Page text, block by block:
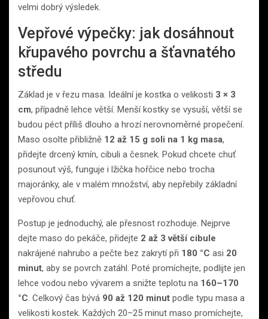
velmi dobrý výsledek.
Vepřové výpečky: jak dosáhnout
křupavého povrchu a šťavnatého
středu
Základ je v řezu masa. Ideální je kostka o velikosti 3 × 3
cm, případně lehce větší. Menší kostky se vysuší, větší se
budou péct příliš dlouho a hrozí nerovnoměrné propečení.
Maso osolte přibližně 12 až 15 g soli na 1 kg masa,
přidejte drcený kmín, cibuli a česnek. Pokud chcete chuť
posunout výš, funguje i lžička hořčice nebo trocha
majoránky, ale v malém množství, aby nepřebily základní
vepřovou chuť.
Postup je jednoduchý, ale přesnost rozhoduje. Nejprve
dejte maso do pekáče, přidejte 2 až 3 větší cibule
nakrájené nahrubo a pečte bez zakrytí při 180 °C asi 20
minut, aby se povrch zatáhl. Poté promíchejte, podlijte jen
lehce vodou nebo vývarem a snižte teplotu na 160–170
°C . Celkový čas bývá 90 až 120 minut podle typu masa a
velikosti kostek. Každých 20–25 minut maso promíchejte,